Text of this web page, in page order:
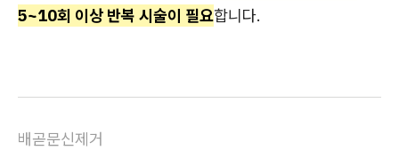
5~10회 이상 반복 시술이 필요합니다.
배곧문신제거